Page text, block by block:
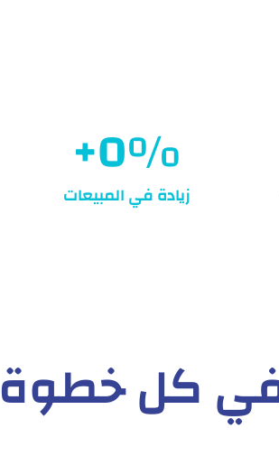
زيادة في المبيعات
%
0
+
في كل خطوة